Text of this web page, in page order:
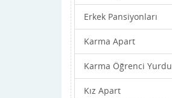
Erkek Pansiyonları
Karma Apart
Karma Öğrenci Yurdu
Kız Apart